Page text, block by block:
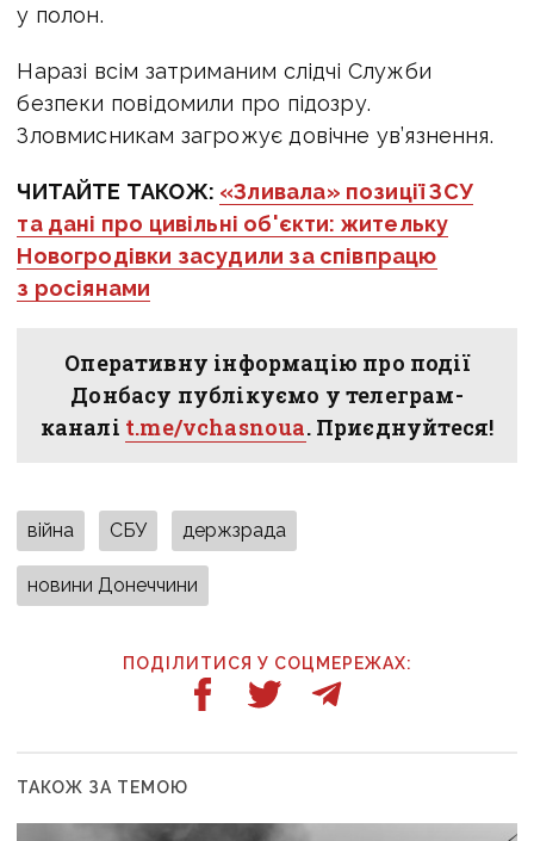
у полон.
Наразі всім затриманим слідчі Служби
безпеки повідомили про підозру.
Зловмисникам загрожує довічне ув’язнення.
ЧИТАЙТЕ ТАКОЖ: «Зливала» позиції ЗСУ
та дані про цивільні об'єкти: жительку
Новогродівки засудили за співпрацю
з росіянами
Оперативну інформацію про події
Донбасу публікуємо у телеграм-
каналі t.me/vchasnoua. Приєднуйтеся!
війна СБУ держзрада
новини Донеччини
ПОДІЛИТИСЯ У СОЦМЕРЕЖАХ:
ТАКОЖ ЗА ТЕМОЮ